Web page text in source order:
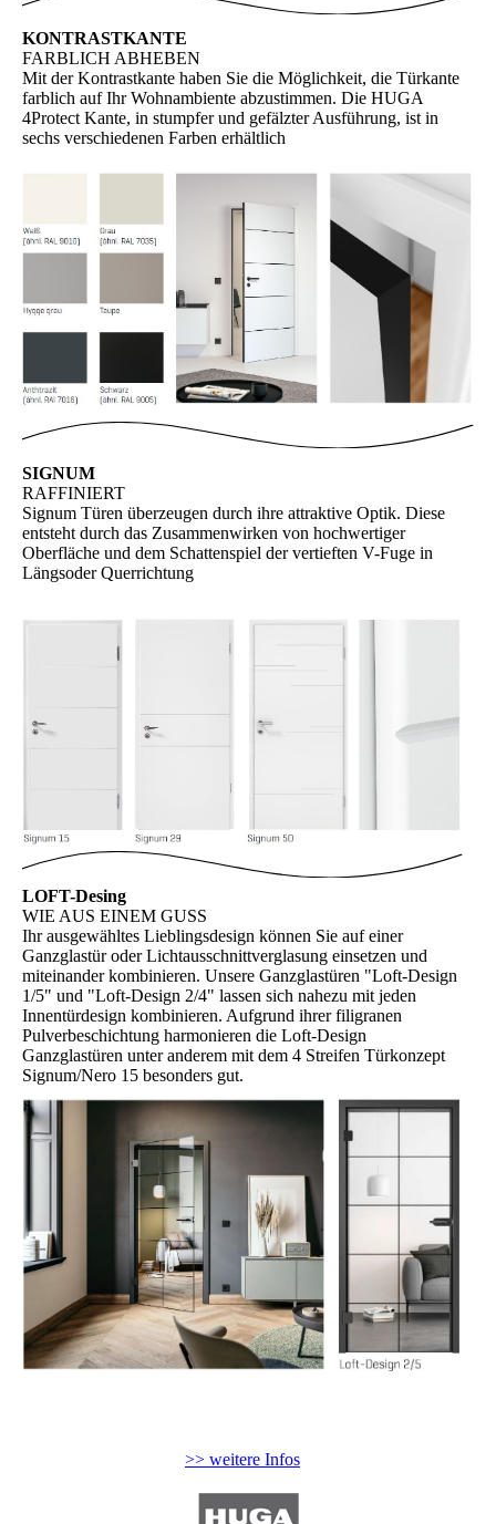
KONTRASTKANTE
FARBLICH ABHEBEN
Mit der Kontrastkante haben Sie die Möglichkeit, die Türkante
farblich auf Ihr Wohnambiente abzustimmen. Die HUGA
4Protect Kante, in stumpfer und gefälzter Ausführung, ist in
sechs verschiedenen Farben erhältlich
SIGNUM
RAFFINIERT
Signum Türen überzeugen durch ihre attraktive Optik. Diese
entsteht durch das Zusammenwirken von hochwertiger
Oberfläche und dem Schattenspiel der vertieften V-Fuge in
Längsoder Querrichtung
LOFT-Desing
WIE AUS EINEM GUSS
Ihr ausgewähltes Lieblingsdesign können Sie auf einer
Ganzglastür oder Lichtausschnittverglasung einsetzen und
miteinander kombinieren. Unsere Ganzglastüren "Loft-Design
1/5" und "Loft-Design 2/4" lassen sich nahezu mit jeden
Innentürdesign kombinieren. Aufgrund ihrer filigranen
Pulverbeschichtung harmonieren die Loft-Design
Ganzglastüren unter anderem mit dem 4 Streifen Türkonzept
Signum/Nero 15 besonders gut.
>> weitere Infos